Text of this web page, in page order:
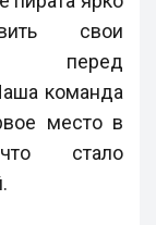
свои
перед
команда
место в
стало